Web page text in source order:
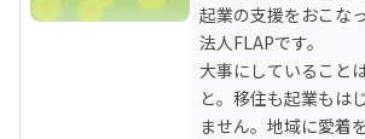
起業の支援をおこな
法人FLAPです。
大事にしていること
と。移住も起業もは
ません。地域に愛着